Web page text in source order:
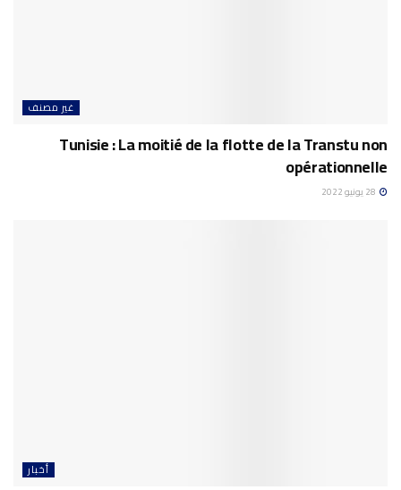
غير مصنف
Tunisie : La moitié de la flotte de la Transtu non
opérationnelle
أخبار